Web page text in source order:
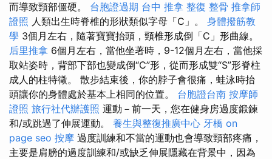
而導致頸部僵硬。 台胞證過期 台中 推拿 整復 整骨 推拿師
證照 人類出生時脊椎的形狀類似字母「C」。 身體撥筋教
學 3個月左右，隨著寶寶抬頭，頸椎形成倒「C」形曲線。
后里推拿 6個月左右，當他坐著時，9-12個月左右，當他採
取站姿時，背部下部也變成倒“C”形，從而形成雙“S”形脊柱
成人的柱特徵。 散步結束後，你的脖子會很痛，蛙泳時抬
頭讓你的身體處於基本上相同的位置。 台胞證台南 按摩師
證照 旅行社代辦護照 運動－前一天，您在健身房過度鍛鍊
和/或跳過了伸展運動。 養生與整復推廣中心 牙橋 on
page seo 按摩 過度訓練和不當的運動也會導致頸部疼痛，
主要是肩膀的過度訓練和/或缺乏伸展隱藏在背景中，因為